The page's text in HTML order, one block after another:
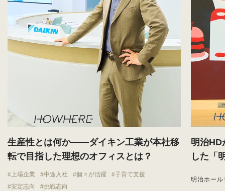
生産性とは何か——ダイキン工業が本社移
転で目指した理想のオフィスとは？
上場企業 中途入社 個々が活躍
子育て支援
安定志向
挑戦志向
明治HD
した「
明治ホー